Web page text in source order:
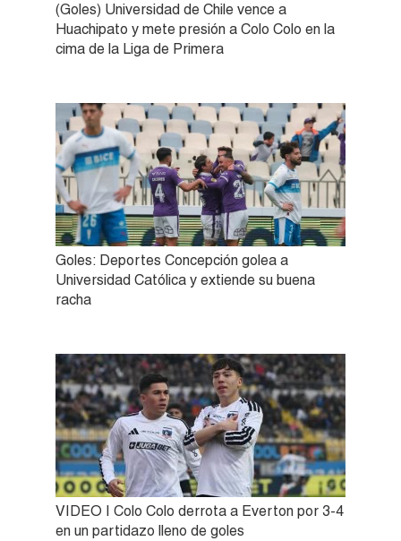
(Goles) Universidad de Chile vence a
Huachipato y mete presión a Colo Colo en la
cima de la Liga de Primera
Goles: Deportes Concepción golea a
Universidad Católica y extiende su buena
racha
VIDEO | Colo Colo derrota a Everton por 3-4
en un partidazo lleno de goles